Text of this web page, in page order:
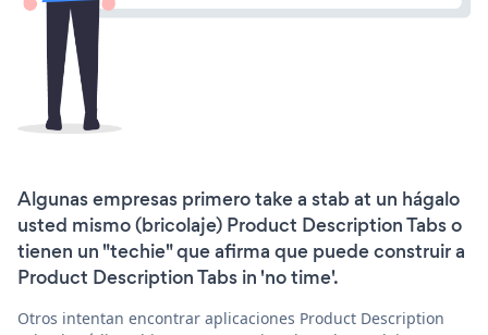
Algunas empresas primero take a stab at un hágalo
usted mismo (bricolaje) Product Description Tabs o
tienen un "techie" que afirma que puede construir a
Product Description Tabs in 'no time'.
Otros intentan encontrar aplicaciones Product Description